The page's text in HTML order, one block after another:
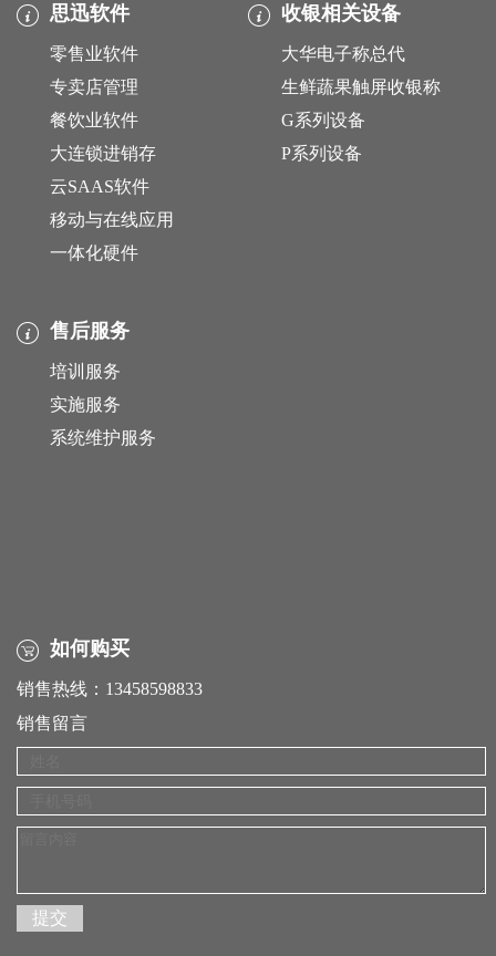
思迅软件
零售业软件
专卖店管理
餐饮业软件
大连锁进销存
云SAAS软件
移动与在线应用
一体化硬件
收银相关设备
大华电子称总代
生鲜蔬果触屏收银称
G系列设备
P系列设备
售后服务
培训服务
实施服务
系统维护服务
如何购买
销售热线：13458598833
销售留言